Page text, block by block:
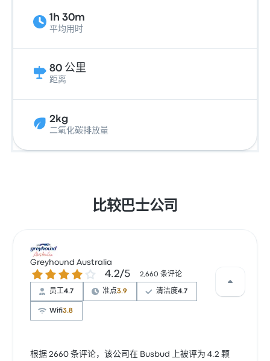
1h 30m
平均用时
80 公里
距离
2kg
二氧化碳排放量
比较巴士公司
Greyhound Australia
4.2 / 5 星 4.2/5 2,660 条评论
员工4.7 准点3.9 清洁度4.7
Wifi3.8
根据 2660 条评论，该公司在 Busbud 上被评为 4.2 颗